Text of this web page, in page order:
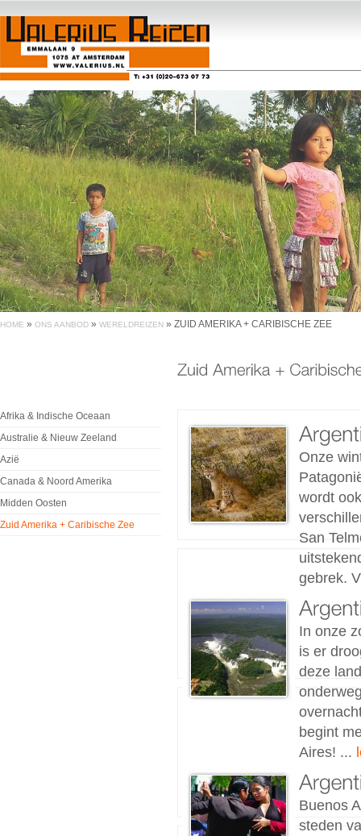
HOME » ONS AANBOD » WERELDREIZEN » ZUID AMERIKA + CARIBISCHE ZEE
Afrika & Indische Oceaan
Australie & Nieuw Zeeland
Azië
Canada & Noord Amerika
Midden Oosten
Zuid Amerika + Caribische Zee
Onze
wordt
San
gebrek.
In onze
is er
deze
begint
Aires! ...
Buenos
steden